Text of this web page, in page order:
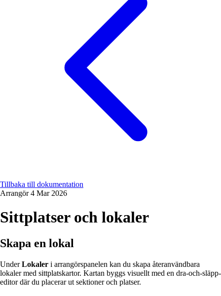
Tillbaka till dokumentation
Arrangör 4 Mar 2026
Sittplatser och lokaler
Skapa en lokal
UnderLokaler i arrangörspanelen kan du skapa återanvändbara
lokaler med sittplatskartor. Kartan byggs visuellt med en dra-och-släpp-
editor där du placerar ut sektioner och platser.